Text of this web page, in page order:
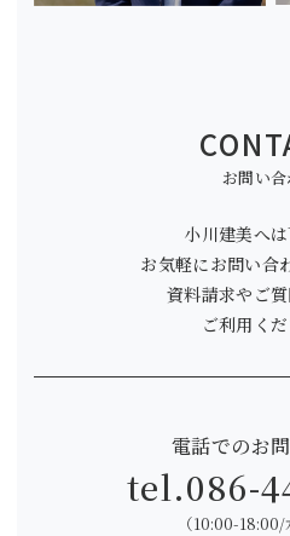
お問い
小川建美へ
お気軽にお問い合
資料請求やご
ご利用くだ
電話でのお
tel.086-
（10:00-18:00/